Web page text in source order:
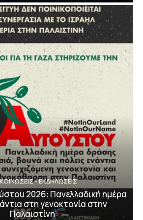
- ΕΚΔΗΛΩΣΕΙΣ
2026: Πανελλαδική ημέρα
στη γενοκτονία στην
Παλαιστίνη